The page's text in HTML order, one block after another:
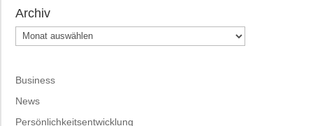
Archiv
Archiv
Business
News
Persönlichkeitsentwicklung